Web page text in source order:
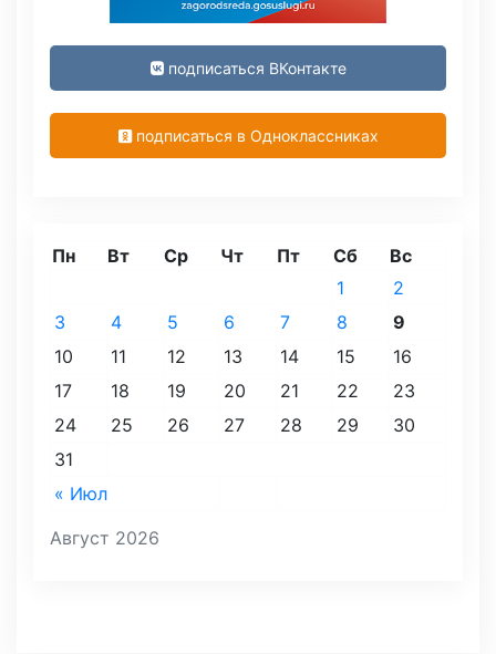
подписаться ВКонтакте
подписаться в Одноклассниках
Август 2026
Пн Вт Ср Чт Пт Сб Вс
« Июл
1
2
3
4 5 6 7 8
9
10
11 12 13 14 15
16
17
18 19 20 21 22
23
24
25 26 27 28 29
30
31